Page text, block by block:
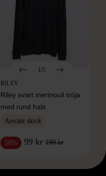
1/5
RILEY
Riley svart merinoull tröja
med rund hals
Använt skick
50% 99 kr 199 kr